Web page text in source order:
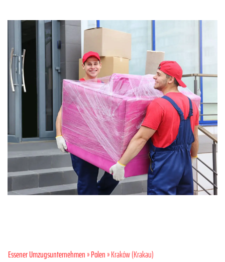
Essener Umzugsunternehmen»Polen» Kraków (Krakau)